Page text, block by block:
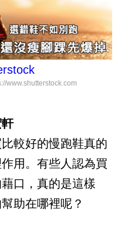
www.shutterstock.com
較好的慢跑鞋真的
用。有些人認為買
口，真的是這樣
助在哪裡呢？